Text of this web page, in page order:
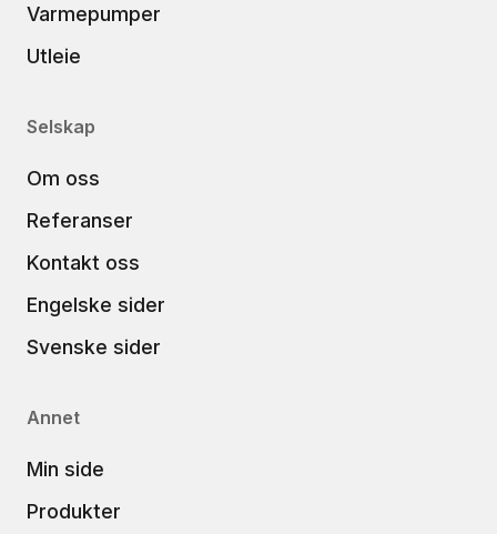
Varmepumper
Utleie
Selskap
Om oss
Referanser
Kontakt oss
Engelske sider
Svenske sider
Annet
Min side
Produkter